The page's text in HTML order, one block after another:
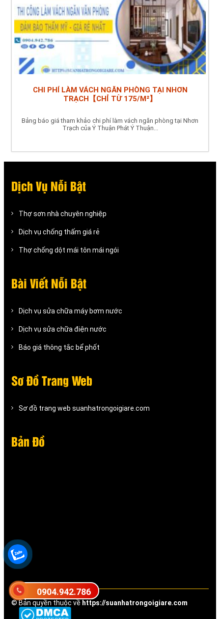
CHI PHÍ LÀM VÁCH NGĂN PHÒNG TẠI NHƠN
TRẠCH【CHỈ TỪ 175/M²】
Bảng báo giá tham khảo chi phí làm vách ngăn phòng tại Nhơn
Trạch của Ý Thuận Phát Ý Thuận...
Dịch Vụ Nỗi Bật
Thợ sơn nhà chuyên nghiệp
Dịch vụ chống thấm giá rẻ
Thợ chống dột mái tôn mái ngói
Bài Viết Nỗi Bật
Dịch vụ sửa chữa máy bơm nước
Dịch vụ sửa chữa điện nước
Báo giá thông tắc bể phốt
Sơ Đồ Trang Web
Sơ đồ trang web suanhatrongoigiare.com
Bản Đồ
© Bản quyền thuộc về https://suanhatrongoigiare.com
0904.942.786